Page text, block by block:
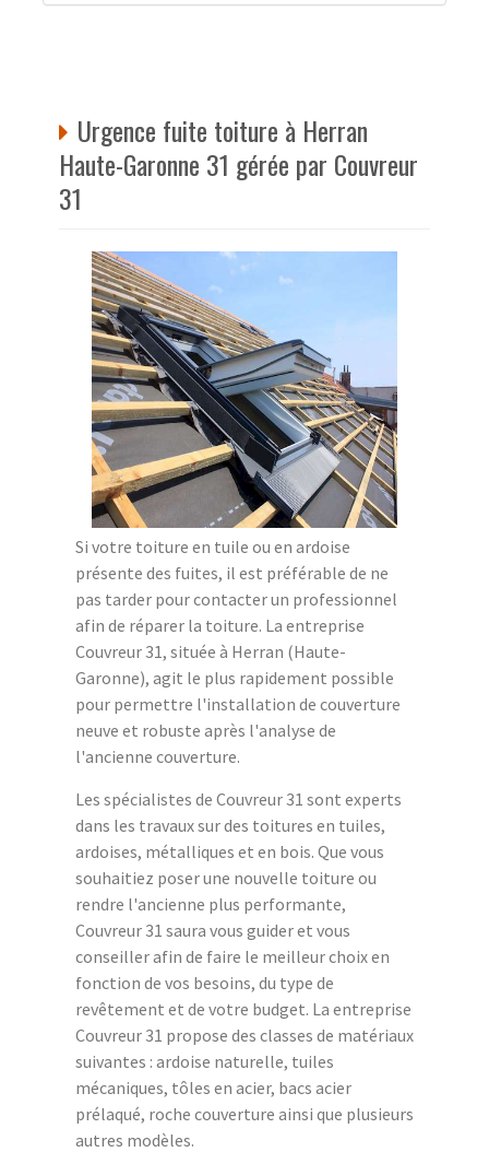
Urgence fuite toiture à Herran
Haute-Garonne 31 gérée par Couvreur
31
Si votre toiture en tuile ou en ardoise
présente des fuites, il est préférable de ne
pas tarder pour contacter un professionnel
afin de réparer la toiture. La entreprise
Couvreur 31, située à Herran (Haute-
Garonne), agit le plus rapidement possible
pour permettre l'installation de couverture
neuve et robuste après l'analyse de
l'ancienne couverture.
Les spécialistes de Couvreur 31 sont experts
dans les travaux sur des toitures en tuiles,
ardoises, métalliques et en bois. Que vous
souhaitiez poser une nouvelle toiture ou
rendre l'ancienne plus performante,
Couvreur 31 saura vous guider et vous
conseiller afin de faire le meilleur choix en
fonction de vos besoins, du type de
revêtement et de votre budget. La entreprise
Couvreur 31 propose des classes de matériaux
suivantes : ardoise naturelle, tuiles
mécaniques, tôles en acier, bacs acier
prélaqué, roche couverture ainsi que plusieurs
autres modèles.